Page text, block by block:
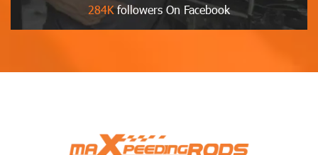
284Kfollowers On Facebook